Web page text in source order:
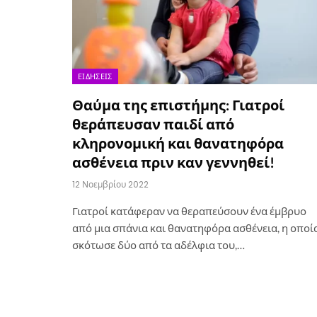
ΕΙΔΉΣΕΙΣ
Θαύμα της επιστήμης: Γιατροί
θεράπευσαν παιδί από
κληρονομική και θανατηφόρα
ασθένεια πριν καν γεννηθεί!
12 Νοεμβρίου 2022
Γιατροί κατάφεραν να θεραπεύσουν ένα έμβρυο
από μια σπάνια και θανατηφόρα ασθένεια, η
σκότωσε δύο από τα αδέλφια του,…